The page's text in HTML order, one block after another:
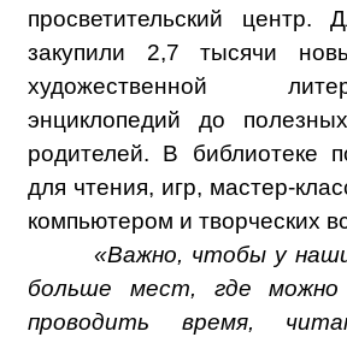
просветительский центр.
закупили 2,7 тысячи
художественной
энциклопедий до
родителей. В библиотеке
для чтения, игр, мастер-
компьютером и творческих
«Важно, чтобы у
больше мест, где
проводить время,